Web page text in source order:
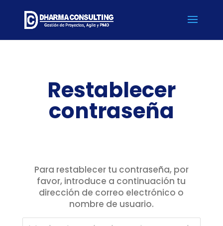
Restablecer
contraseña
Para restablecer tu contraseña, por
favor, introduce a continuación tu
dirección de correo electrónico o
nombre de usuario.